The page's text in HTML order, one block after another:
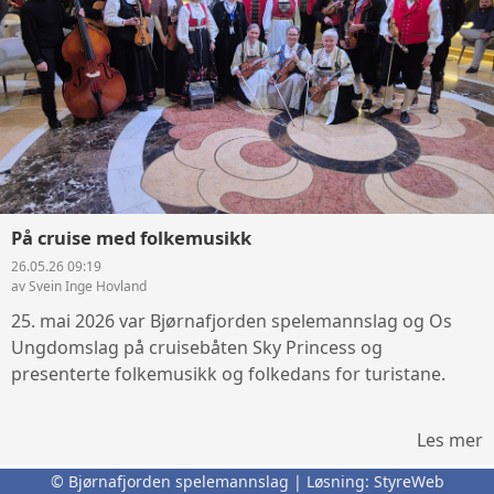
På cruise med folkemusikk
26.05.26 09:19
av Svein Inge Hovland
25. mai 2026 var Bjørnafjorden spelemannslag og Os
Ungdomslag på cruisebåten Sky Princess og
presenterte folkemusikk og folkedans for turistane.
Les mer
© Bjørnafjorden spelemannslag | Løsning: StyreWeb